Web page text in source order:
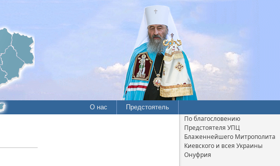
О нас Предстоятель
По благословению
Предстоятеля УПЦ
Блаженнейшего Митрополита
Киевского и всея Украины
Онуфрия